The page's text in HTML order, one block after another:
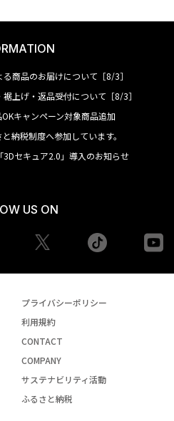
商品のお届けについて［8/3］
上げ・返品受付について［8/3］
OKキャンペーン対象商品追加
納税制度へ参加しています。
セキュア2.0」導入のお知らせ
US ON
tiktok
プライバシーポリシー
利用規約
CONTACT
COMPANY
サステナビリティ活動
ふるさと納税